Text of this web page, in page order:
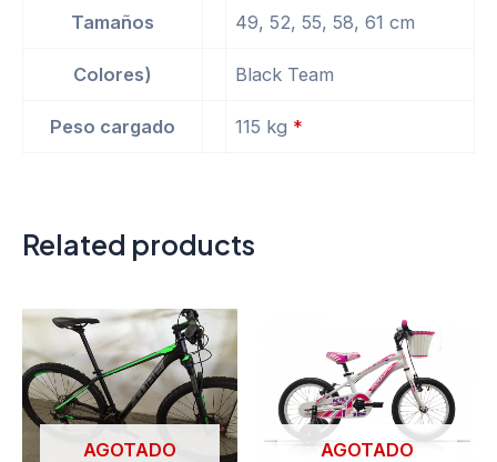
Tamaños 49, 52, 55, 58, 61 cm
Colores) Black Team
Peso cargado 115 kg *
Related products
AGOTADO AGOTADO